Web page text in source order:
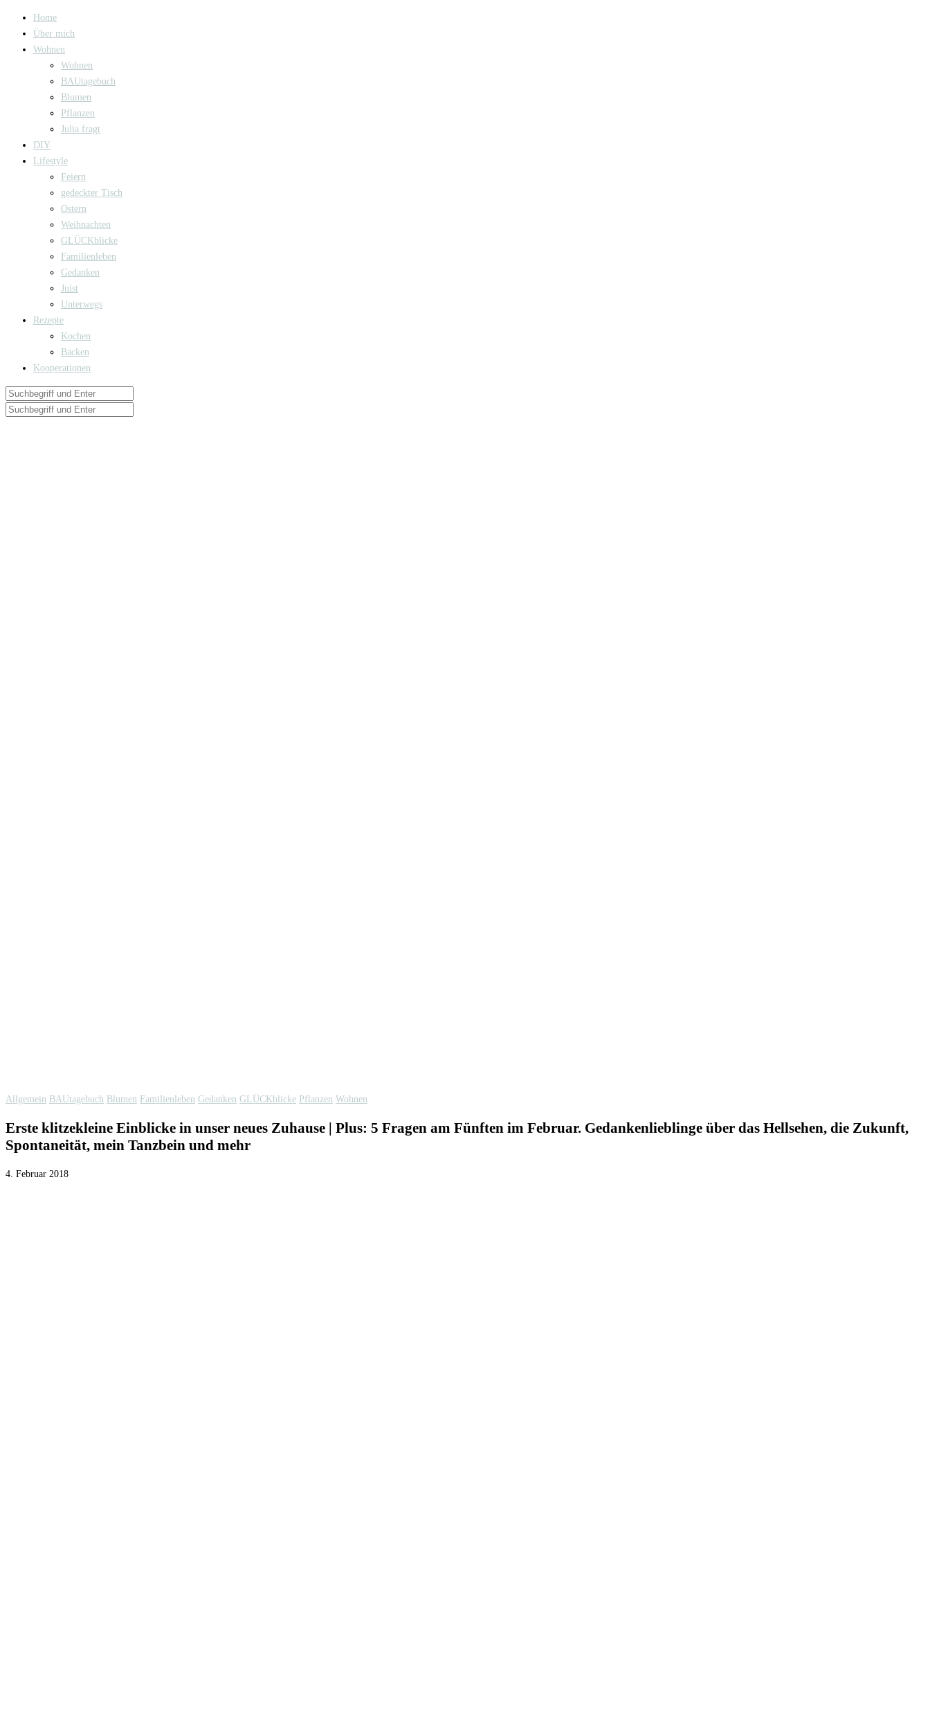
Home
Über mich
Wohnen
Wohnen
BAUtagebuch
Blumen
Pflanzen
Julia fragt
DIY
Lifestyle
Feiern
gedeckter Tisch
Ostern
Weihnachten
GLÜCKblicke
Familienleben
Gedanken
Juist
Unterwegs
Rezepte
Kochen
Backen
Kooperationen
Allgemein BAUtagebuch Blumen Familienleben Gedanken GLÜCKblicke Pflanzen Wohnen
Erste klitzekleine Einblicke in unser neues Zuhause | Plus: 5 Fragen am Fünften im Februar. Gedankenlieblinge über das Hellsehen, die Zukunft,
Spontaneität, mein Tanzbein und mehr
4. Februar 2018